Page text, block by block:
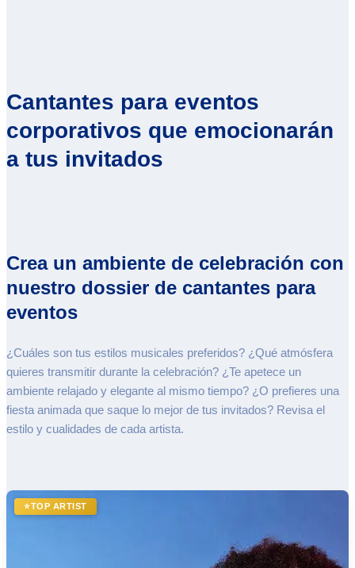
Cantantes para eventos
corporativos que emocionarán
a tus invitados
Crea un ambiente de celebración con
nuestro dossier de cantantes para
eventos
¿Cuáles son tus estilos musicales preferidos? ¿Qué atmósfera
quieres transmitir durante la celebración? ¿Te apetece un
ambiente relajado y elegante al mismo tiempo? ¿O prefieres una
fiesta animada que saque lo mejor de tus invitados? Revisa el
estilo y cualidades de cada artista.
⭐TOP ARTIST